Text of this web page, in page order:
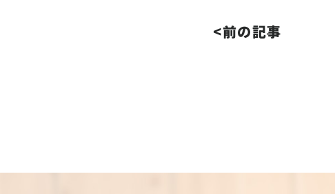
<前の記事